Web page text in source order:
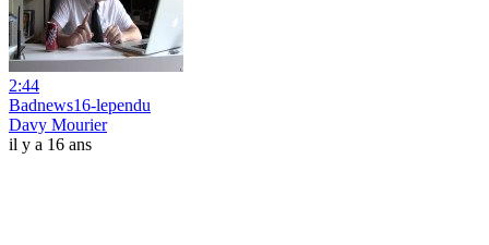
2:44
Badnews16-lependu
Davy Mourier
il y a 16 ans